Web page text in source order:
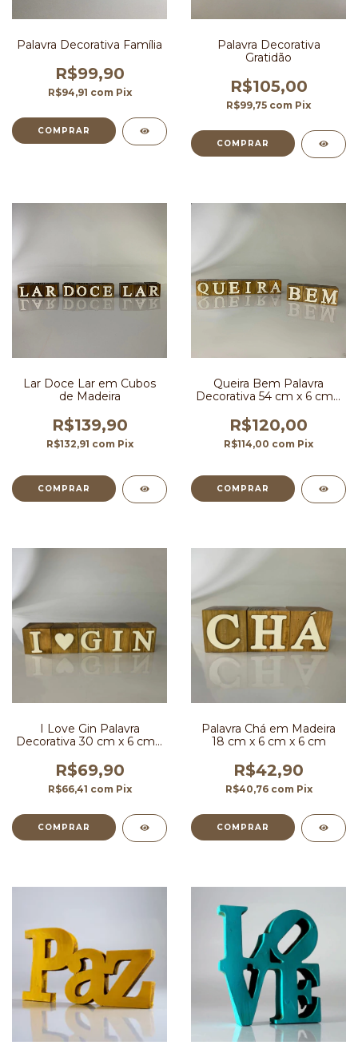
Palavra Decorativa Família
R$99,90
R$94,91 com Pix
Palavra Decorativa
Gratidão
R$105,00
R$99,75 com Pix
Lar Doce Lar em Cubos
de Madeira
R$139,90
R$132,91 com Pix
Queira Bem Palavra
Decorativa 54 cm x 6 cm x
R$120,00
R$114,00 com Pix
I Love Gin Palavra
Decorativa 30 cm x 6 cm x
R$69,90
R$66,41 com Pix
Palavra Chá em Madeira
18 cm x 6 cm x 6 cm
R$42,90
R$40,76 com Pix